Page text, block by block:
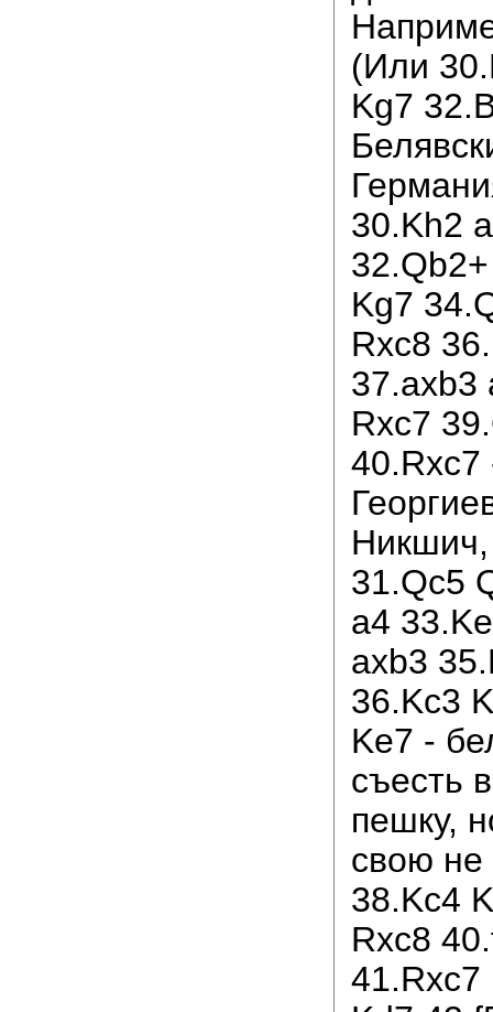
(Или
Kg7
30.Kh2
Kg7
Rxc8
37.axb3
Rxc7
40.Rxc7
31.Qc5
a4
axb3
36.Kc3
Ke7 -
съесть
пешку,
свою не
38.Kc4
Rxc8
41.Rxc7